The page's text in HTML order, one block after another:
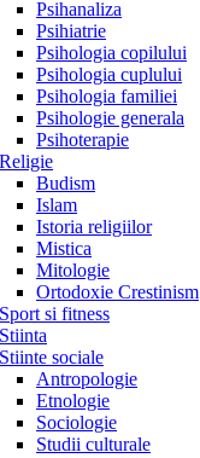
Psihanaliza
Psihiatrie
Psihologia copilului
Psihologia cuplului
Psihologia familiei
Psihologie generala
Psihoterapie
Religie
Budism
Islam
Istoria religiilor
Mistica
Mitologie
Ortodoxie Crestinism
Sport si fitness
Stiinta
Stiinte sociale
Antropologie
Etnologie
Sociologie
Studii culturale